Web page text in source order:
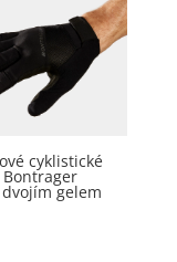
405 Kč
cyklistické
gelem